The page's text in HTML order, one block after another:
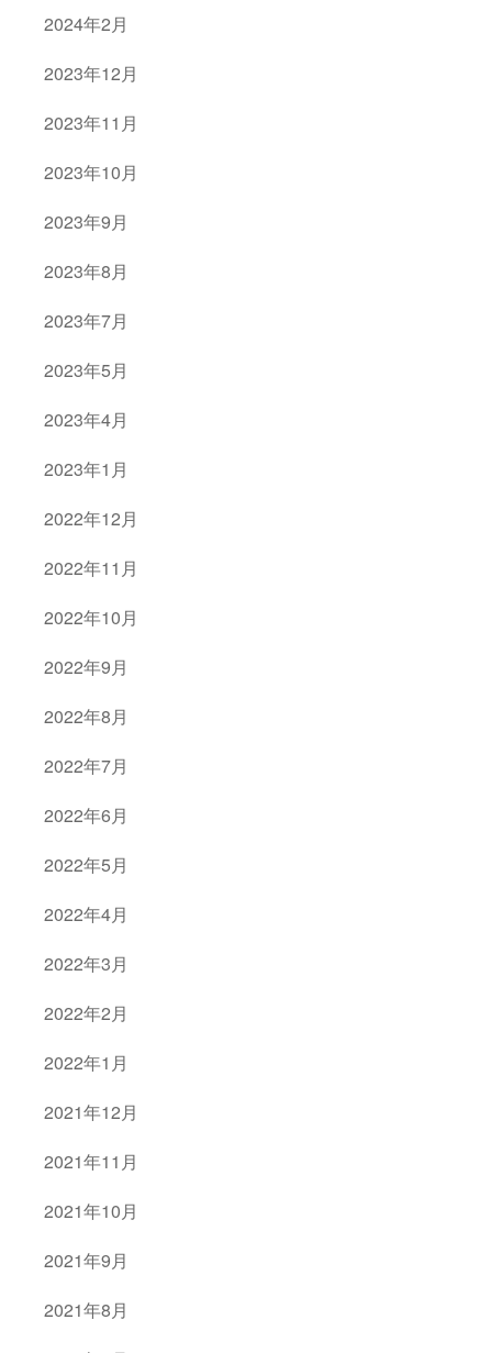
2024年2月
2023年12月
2023年11月
2023年10月
2023年9月
2023年8月
2023年7月
2023年5月
2023年4月
2023年1月
2022年12月
2022年11月
2022年10月
2022年9月
2022年8月
2022年7月
2022年6月
2022年5月
2022年4月
2022年3月
2022年2月
2022年1月
2021年12月
2021年11月
2021年10月
2021年9月
2021年8月